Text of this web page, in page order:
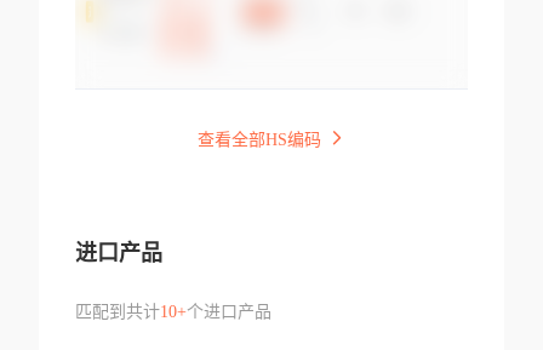
查看全部HS编码
进口产品
匹配到共计10+个进口产品